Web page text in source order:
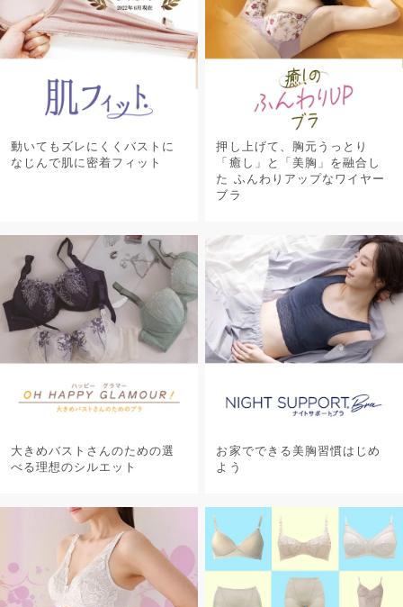
動いてもズレにくくバストに
なじんで肌に密着フィット
押し上げて、胸元うっとり
「癒し」と「美胸」を融合し
た ふんわりアップなワイヤー
ブラ
大きめバストさんのための選
べる理想のシルエット
お家でできる美胸習慣はじめ
よう